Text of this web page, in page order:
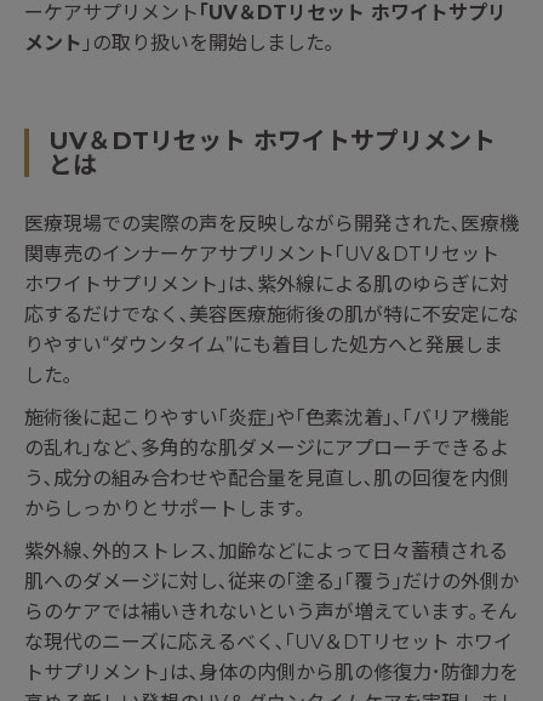
ーケアサプリメント ｢UV＆DTリセット ホワイトサプリ
メント ｣の取り扱いを開始しました｡
UV＆DTリセット ホワイトサプリメント
とは
医療現場での実際の声を反映しながら開発された､医療機
関専売のインナーケアサプリメント｢UV＆DTリセット
ホワイトサプリメント｣は､紫外線による肌のゆらぎに対
応するだけでなく､美容医療施術後の肌が特に不安定にな
りやすい“ダウンタイム”にも着目した処方へと発展しま
した｡
施術後に起こりやすい｢炎症｣や｢色素沈着｣､｢バリア機能
の乱れ｣など､多角的な肌ダメージにアプローチできるよ
う､成分の組み合わせや配合量を見直し､肌の回復を内側
からしっかりとサポートします｡
紫外線､外的ストレス､加齢などによって日々蓄積される
肌へのダメージに対し､従来の｢塗る｣｢覆う｣だけの外側か
らのケアでは補いきれないという声が増えています｡そん
な現代のニーズに応えるべく､｢UV＆DTリセット ホワイ
トサプリメント｣は､身体の内側から肌の修復力･防御力を